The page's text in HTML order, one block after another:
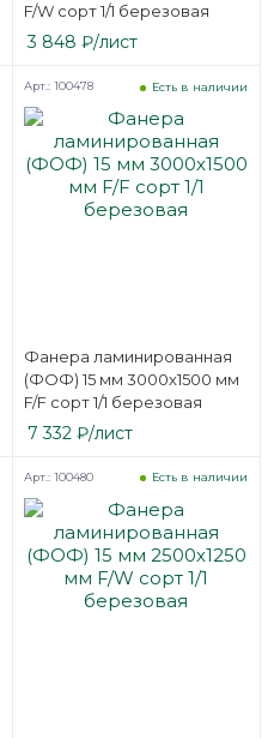
F/W сорт 1/1 березовая
3 848 ₽/лист
Фанера ламинированная
(ФОФ) 15 мм 3000х1500 мм
F/F сорт 1/1 березовая
Есть в наличии
Арт.: 100478
7 332 ₽/лист
Есть в наличии
Арт.: 100480